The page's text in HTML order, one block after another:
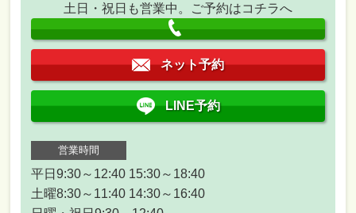
土日・祝日も営業中。ご予約はコチラへ
ネット予約
LINE予約
営業時間
平日9:30～12:40 15:30～18:40
土曜8:30～11:40 14:30～16:40